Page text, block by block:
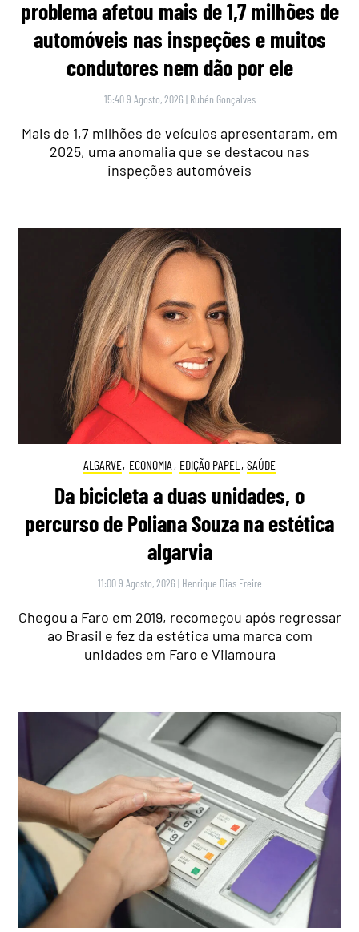
problema afetou mais de 1,7 milhões de
automóveis nas inspeções e muitos
condutores nem dão por ele
15:40 9 Agosto, 2026 | Rubén Gonçalves
Mais de 1,7 milhões de veículos apresentaram, em
2025, uma anomalia que se destacou nas
inspeções automóveis
ALGARVE, ECONOMIA , EDIÇÃO PAPEL , SAÚDE
Da bicicleta a duas unidades, o
percurso de Poliana Souza na estética
algarvia
11:00 9 Agosto, 2026 | Henrique Dias Freire
Chegou a Faro em 2019, recomeçou após regressar
ao Brasil e fez da estética uma marca com
unidades em Faro e Vilamoura